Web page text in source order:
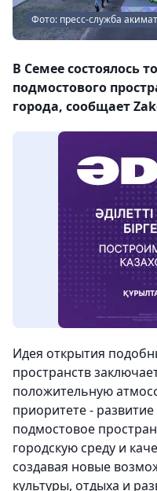
Фото: пресс-служба
В Семее состоялось
подмостового
города, сообщает
Идея открытия
пространств
положительную
приоритете -
подмостовое
городскую среду и
создавая новые
культуры, отдыха и